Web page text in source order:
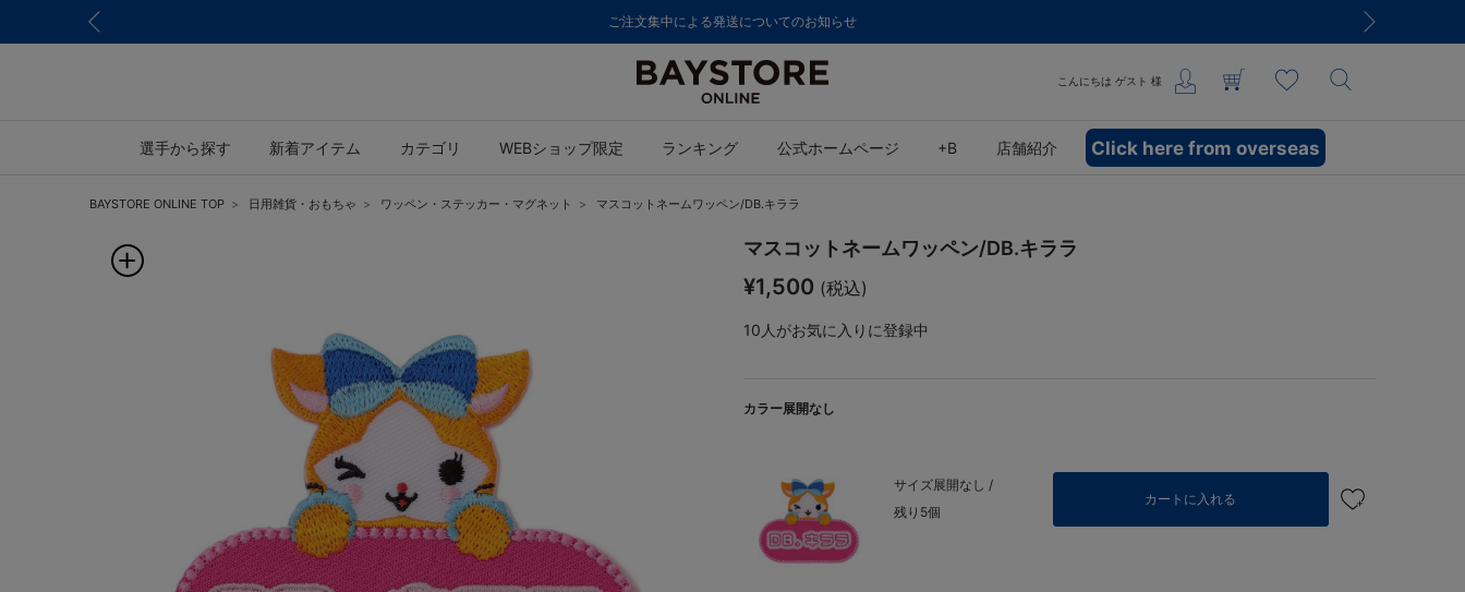
ご注文集中による発送についてのお知らせ
こんにちは ゲスト 様
選手から探す 新着アイテム カテゴリ WEBショップ限定 ランキング 公式ホームページ +B 店舗紹介 Click here from overseas
BAYSTORE ONLINE TOP 日用雑貨・おもちゃ ワッペン・ステッカー・マグネット マスコットネームワッペン/DB.キララ
マスコットネームワッペン/DB.キララ
¥1,500 (税込)
10 人がお気に入りに登録中
カラー展開なし
サイズ展開なし /
残り5個
カートに入れる